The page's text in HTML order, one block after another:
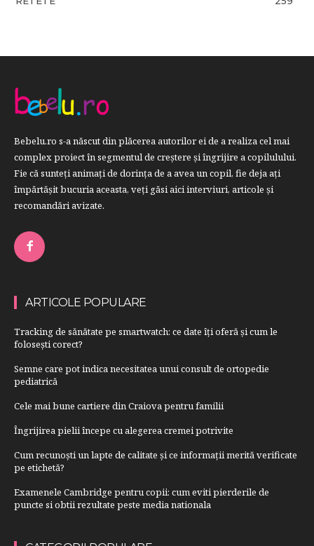
Bebelu.ro s-a născut din plăcerea autorilor ei de a realiza cel mai
complex proiect în segmentul de creştere şi îngrijire a copilulului.
Fie că sunteţi animaţi de dorinţa de a avea un copil, fie deja aţi
împărtăşit bucuria aceasta, veți găsi aici interviuri, articole şi
recomandări avizate.
ARTICOLE POPULARE
Tracking de sănătate pe smartwatch: ce date îți oferă și cum le
folosești corect?
Semne care pot indica necesitatea unui consult de ortopedie
pediatrică
Cele mai bune cartiere din Craiova pentru familii
Îngrijirea pielii începe cu alegerea cremei potrivite
Cum recunoști un lapte de calitate și ce informații merită verificate
pe etichetă?
Examenele Cambridge pentru copii: cum eviti pierderile de
puncte si obtii rezultate peste media nationala